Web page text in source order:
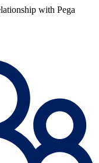
with Pega